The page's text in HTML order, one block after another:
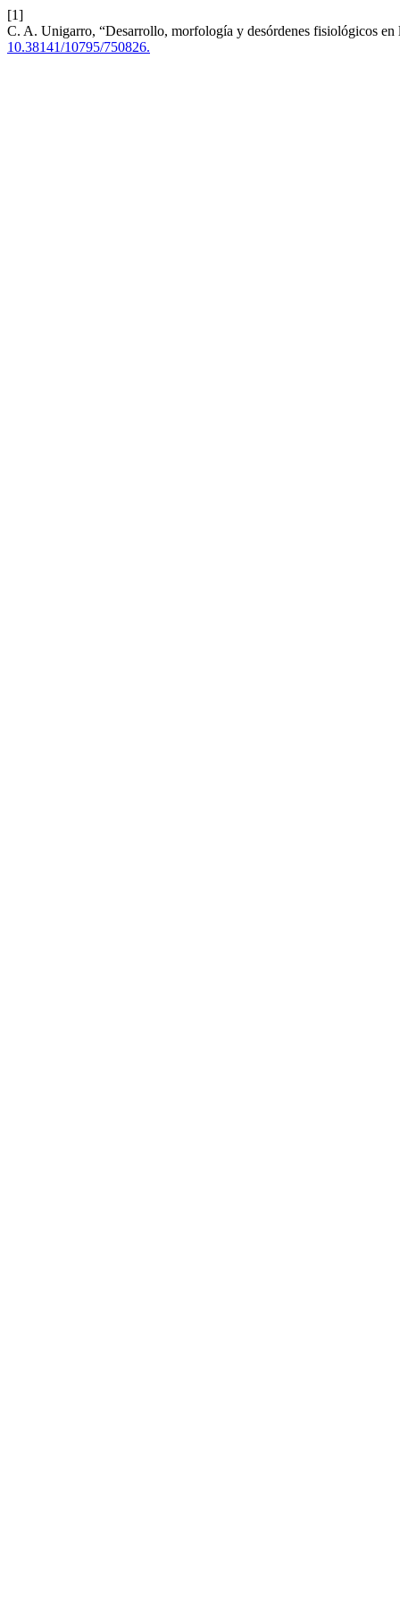
[1]
C. A. Unigarro, “Desarrollo, morfología y desórdenes fisiológicos
10.38141/10795/750826.